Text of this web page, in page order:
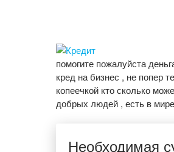
помогите пожалуйста
кред на бизнес , не попер
копеечкой кто сколько
добрых людей , есть в
Необходимая